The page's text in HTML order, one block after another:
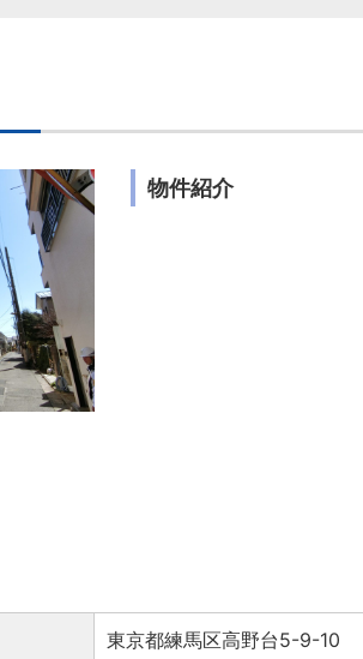
物件紹介
東京都練馬区高野台5-9-10